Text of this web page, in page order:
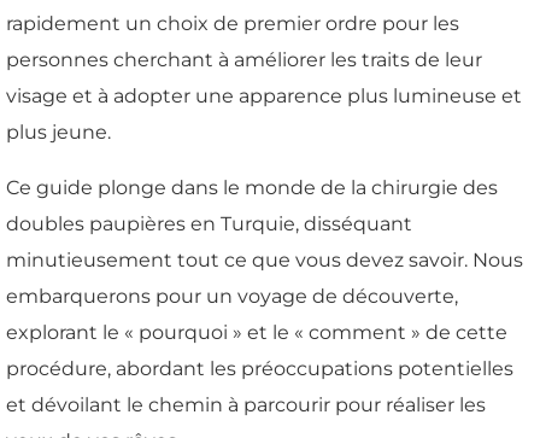
rapidement un choix de premier ordre pour les
personnes cherchant à améliorer les traits de leur
visage et à adopter une apparence plus lumineuse et
plus jeune.
Ce guide plonge dans le monde de la chirurgie des
doubles paupières en Turquie, disséquant
minutieusement tout ce que vous devez savoir. Nous
embarquerons pour un voyage de découverte,
explorant le « pourquoi » et le « comment » de cette
procédure, abordant les préoccupations potentielles
et dévoilant le chemin à parcourir pour réaliser les